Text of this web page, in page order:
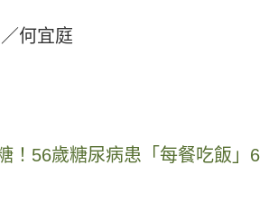
何宜庭
！56歲糖尿病患「每餐吃飯」6